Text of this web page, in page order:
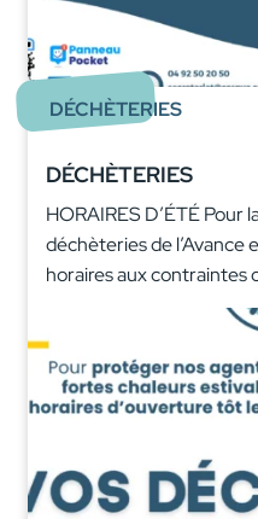
DÉCHÈTERIES
DÉCHÈTERIES
HORAIRES D’ÉTÉ Pour
déchèteries de l’Avance
horaires aux contraintes